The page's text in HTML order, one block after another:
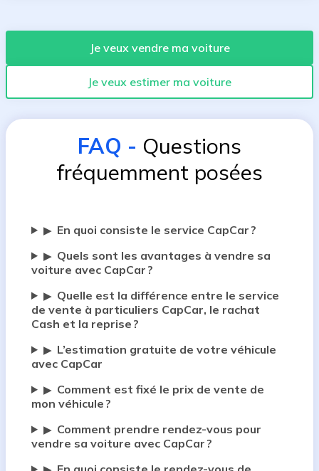
Je veux vendre ma voiture
Je veux estimer ma voiture
FAQ - Questions
fréquemment posées
▶ En quoi consiste le service CapCar ?
▶ Quels sont les avantages à vendre sa
voiture avec CapCar ?
▶ Quelle est la différence entre le service
de vente à particuliers CapCar, le rachat
Cash et la reprise ?
▶ L’estimation gratuite de votre véhicule
avec CapCar
▶ Comment est fixé le prix de vente de
mon véhicule ?
▶ Comment prendre rendez-vous pour
vendre sa voiture avec CapCar ?